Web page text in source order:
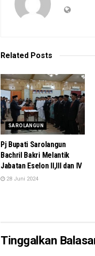
Related Posts
SAROLANGUN
Pj Bupati Sarolangun
Bachril Bakri Melantik
Jabatan Eselon II,III dan IV
28 Juni 2024
Tinggalkan